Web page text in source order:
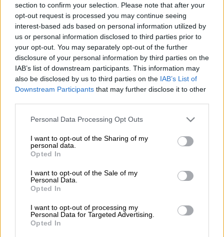
section to confirm your selection. Please note that after your
opt-out request is processed you may continue seeing
interest-based ads based on personal information utilized by
us or personal information disclosed to third parties prior to
your opt-out. You may separately opt-out of the further
disclosure of your personal information by third parties on the
IAB’s list of downstream participants. This information may
also be disclosed by us to third parties on the IAB’s List of
Downstream Participants that may further disclose it to other
Please note that this website/app uses one or more Google
not limited to your visit or usage behaviour. You may click to
grant or deny consent to Google and its third-party tags to
use your data for below specified purposes in below Google
consent section.
Personal Data Processing Opt Outs
I want to opt-out of the Sharing of my
personal data.
Opted In
I want to opt-out of the Sale of my
Personal Data.
Opted In
I want to opt-out of processing my
Personal Data for Targeted Advertising.
Opted In
Προσθέστε το ΕΘΝΟΣ στη Google
Το μεσογειακό, «ζεστό», γεμάτο ποιοτικές
πρώτες ύλες και ποσότητα -για την Ελλάδα
μιλάμε-, φαγητό των πανέμορφων νησιών
μας, όπου κάθε ένα από αυτά, κυριολεκτικά
όμως κάθε ένα, έχει το δικό του
χαρακτηριστικό έδεσμα, αποτέλεσμα των
εκάστοτε προϊόντων που παράγει ο τόπος.
Ποια τρία ελληνικά νησία έχουν το τοπ
φαγητό σύμφωνα με τους ξένους;
Το belikeyou.gr έχει την αναλυτική λίστα